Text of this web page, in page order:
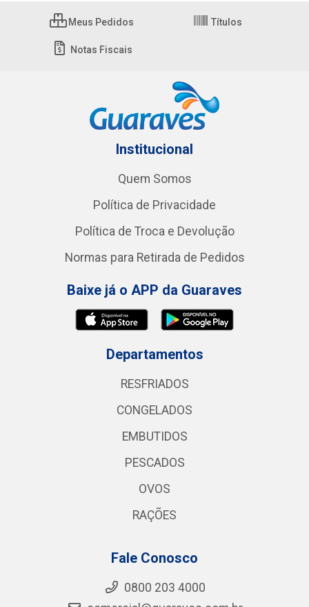
Meus Pedidos Títulos
Notas Fiscais
Institucional
Quem Somos
Política de Privacidade
Política de Troca e Devolução
Normas para Retirada de Pedidos
Baixe já o APP da Guaraves
Departamentos
RESFRIADOS
CONGELADOS
EMBUTIDOS
PESCADOS
OVOS
RAÇÕES
Fale Conosco
0800 203 4000